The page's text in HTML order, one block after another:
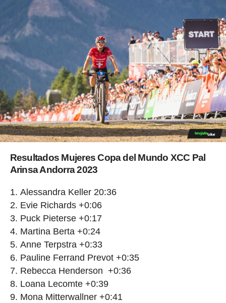
Resultados Mujeres Copa del Mundo XCC Pal
Arinsa Andorra 2023
Alessandra Keller 20:36
Evie Richards +0:06
Puck Pieterse +0:17
Martina Berta +0:24
Anne Terpstra +0:33
Pauline Ferrand Prevot +0:35
Rebecca Henderson +0:36
Loana Lecomte +0:39
Mona Mitterwallner +0:41